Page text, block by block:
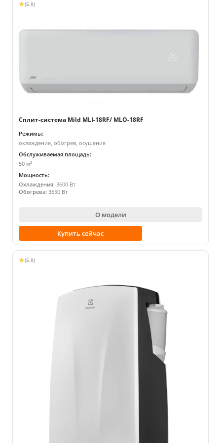
(5.0)
Сплит-система Mild MLI-18RF/ MLO-18RF
Режимы:
охлаждение, обогрев, осушение
Обслуживаемая площадь:
50 м²
Мощность:
Охлаждения: 3600 Вт
Обогрева: 3650 Вт
О модели
Купить сейчас
(5.0)